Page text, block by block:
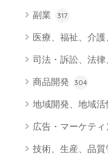
副業 317
医療、福祉、介
司法・訴訟、法
商品開発 304
地域開発、地域
広告・マーケティ
技術、生産、品質